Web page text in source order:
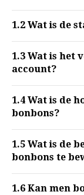
1.2 Wat is de
1.3 Wat is het
account?
1.4 Wat is de
bonbons?
1.5 Wat is de
bonbons te
1.6 Kan men